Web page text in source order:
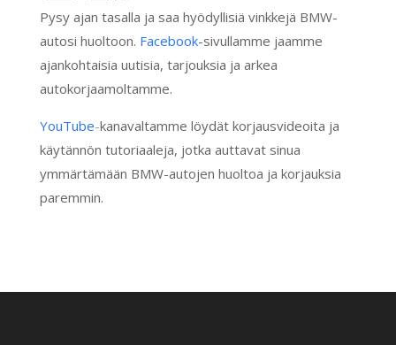
Pysy ajan tasalla ja saa hyödyllisiä vinkkejä BMW-
autosi huoltoon. Facebook-sivullamme jaamme
ajankohtaisia uutisia, tarjouksia ja arkea
autokorjaamoltamme.
YouTube-kanavaltamme löydät korjausvideoita ja
käytännön tutoriaaleja, jotka auttavat sinua
ymmärtämään BMW-autojen huoltoa ja korjauksia
paremmin.